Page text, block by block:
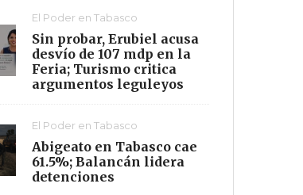
El Poder en Tabasco
Sin probar, Erubiel acusa
desvío de 107 mdp en la
Feria; Turismo critica
argumentos leguleyos
El Poder en Tabasco
Abigeato en Tabasco cae
61.5%; Balancán lidera
detenciones